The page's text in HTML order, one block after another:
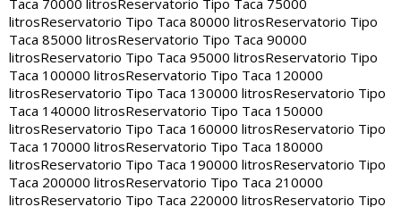
Taca 70000 litros Reservatorio Tipo Taca 75000
litrosReservatorio Tipo Taca 80000 litrosReservatorio Tipo
Taca 85000 litrosReservatorio Tipo Taca 90000
litrosReservatorio Tipo Taca 95000 litrosReservatorio Tipo
Taca 100000 litrosReservatorio Tipo Taca 120000
litrosReservatorio Tipo Taca 130000 litrosReservatorio Tipo
Taca 140000 litrosReservatorio Tipo Taca 150000
litrosReservatorio Tipo Taca 160000 litrosReservatorio Tipo
Taca 170000 litrosReservatorio Tipo Taca 180000
litrosReservatorio Tipo Taca 190000 litrosReservatorio Tipo
Taca 200000 litrosReservatorio Tipo Taca 210000
litrosReservatorio Tipo Taca 220000 litrosReservatorio Tipo